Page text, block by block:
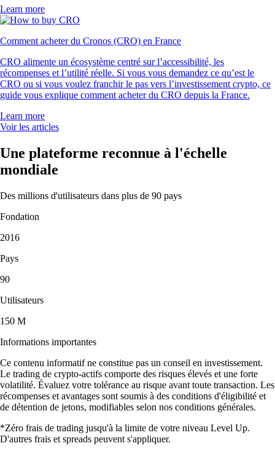
Learn more
Comment acheter du Cronos (CRO) en France
CRO alimente un écosystème centré sur l’accessibilité, les
récompenses et l’utilité réelle. Si vous vous demandez ce qu’est le
CRO ou si vous voulez franchir le pas vers l’investissement crypto, ce
guide vous explique comment acheter du CRO depuis la France.
Learn more
Voir les articles
Une plateforme reconnue à l'échelle
mondiale
Des millions d'utilisateurs dans plus de 90 pays
Fondation
2016
Pays
90
Utilisateurs
150 M
Informations importantes
Ce contenu informatif ne constitue pas un conseil en investissement.
Le trading de crypto-actifs comporte des risques élevés et une forte
volatilité. Évaluez votre tolérance au risque avant toute transaction. Les
récompenses et avantages sont soumis à des conditions d'éligibilité et
de détention de jetons, modifiables selon nos conditions générales.
*Zéro frais de trading jusqu'à la limite de votre niveau Level Up.
D'autres frais et spreads peuvent s'appliquer.